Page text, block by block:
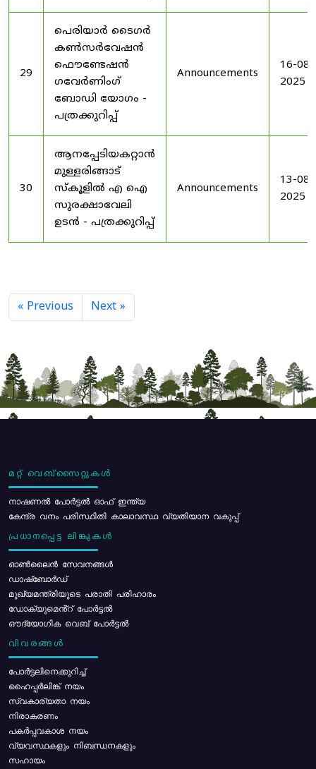
29
പെരിയാർ ടൈഗർ
കൺസർവേഷൻ
ഫൌണ്ടേഷൻ
ഗവേർണിംഗ്
ബോഡി യോഗം -
പത്രക്കുറിപ്പ്
Announcements
16-08-
2025
30
ആനപ്പേടിയകറ്റാൻ
മുള്ളരിങ്ങാട്
സ്കൂളിൽ എ ഐ
സുരക്ഷാവേലി
ഉടൻ - പത്രക്കുറിപ്പ്
Announcements
13-08-
2025
« Previous Next »
മറ്റ് വെബ്സൈറ്റുകൾ
നാഷണൽ പോർട്ടൽ ഓഫ് ഇന്ത്യ
കേന്ദ്ര വനം പരിസ്ഥിതി കാലാവസ്ഥ വ്യതിയാന വകുപ്പ്
പ്രധാനപ്പെട്ട ലിങ്കുകൾ
ഓൺലൈൻ സേവനങ്ങൾ
ഡാഷ്ബോർഡ്
മുഖ്യമന്ത്രിയുടെ പരാതി പരിഹാരം
ഡോക്യുമെൻ്റ് പോർട്ടൽ
ഔദ്യോഗിക വെബ് പോർട്ടൽ
വിവരങ്ങൾ
പോര്‍ട്ടലിനെക്കുറിച്ച്
ഹൈപ്പർലിങ്ക് നയം
സ്വകാര്യതാ നയം
നിരാകരണം
പകർപ്പവകാശ നയം
വ്യവസ്ഥകളും നിബന്ധനകളും
സഹായം